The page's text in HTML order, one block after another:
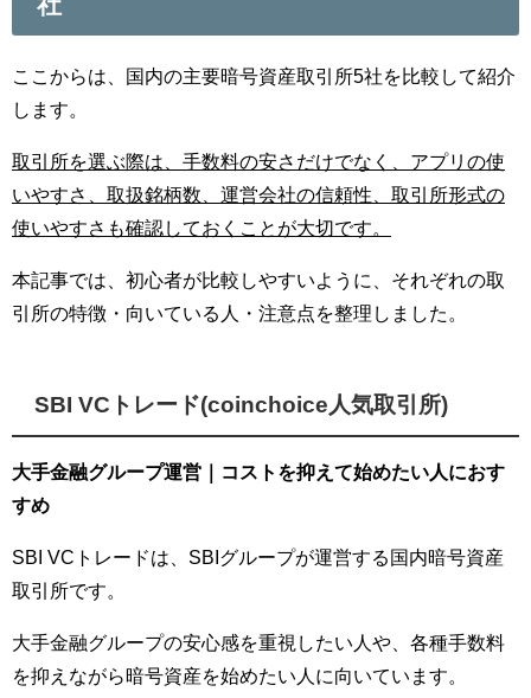
ここからは、国内の主要暗号資産取引所5社を比較して紹介
します。
取引所を選ぶ際は、手数料の安さだけでなく、アプリの使
いやすさ、取扱銘柄数、運営会社の信頼性、取引所形式の
使いやすさも確認しておくことが大切です。
本記事では、初心者が比較しやすいように、それぞれの取
引所の特徴・向いている人・注意点を整理しました。
SBI VCトレード(coinchoice人気取引所)
大手金融グループ運営｜コストを抑えて始めたい人におす
すめ
SBI VCトレードは、SBIグループが運営する国内暗号資産
取引所です。
大手金融グループの安心感を重視したい人や、各種手数料
を抑えながら暗号資産を始めたい人に向いています。